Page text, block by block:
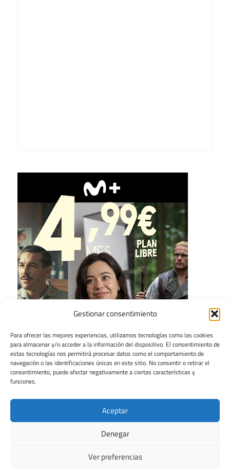
Gestionar consentimiento
Para ofrecer las mejores experiencias, utilizamos tecnologías como las cookies
para almacenar y/o acceder a la información del dispositivo. El consentimiento de
estas tecnologías nos permitirá procesar datos como el comportamiento de
navegación o las identificaciones únicas en este sitio. No consentir o retirar el
consentimiento, puede afectar negativamente a ciertas características y
funciones.
Aceptar
Denegar
Ver preferencias